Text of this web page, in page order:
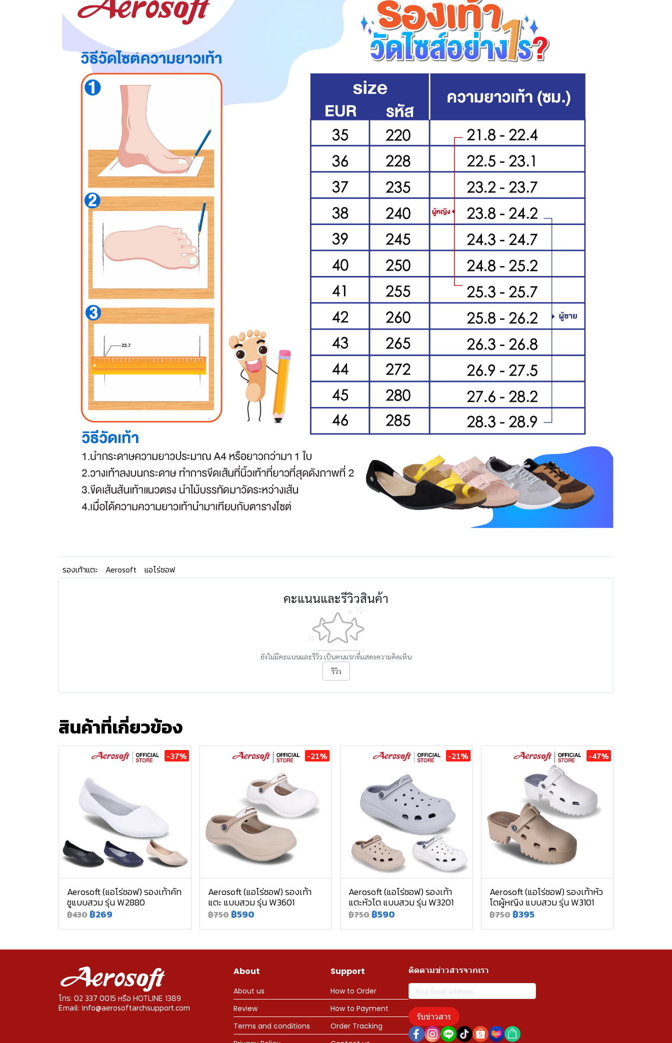
รองเท้าแตะ Aerosoft แอโร่ซอฟ
คะแนนและรีวิวสินค้า
ยังไม่มีคะแนนและรีวิว เป็นคนแรกที่แสดงความคิดเห็น
รีวิว
สินค้าที่เกี่ยวข้อง
-37%
Aerosoft (แอโร่ซอฟ) รองเท้าคัท
ชูแบบสวม รุ่น W2880
฿430 ฿269
-21%
Aerosoft (แอโร่ซอฟ) รองเท้า
แตะ แบบสวม รุ่น W3601
฿750 ฿590
-21%
Aerosoft (แอโร่ซอฟ) รองเท้า
แตะหัวโต แบบสวม รุ่น W3201
฿750 ฿590
-47%
Aerosoft (แอโร่ซอฟ) รองเท้าหัว
โตผู้หญิง แบบสวม รุ่น W3101
฿750 ฿395
โทร: 02 337 0015 หรือ HOTLINE 1389
Email: info@aerosoftarchsupport.com
About
About us
Review
Terms and conditions
Support
How to Order
How to Payment
Order Tracking
ติดตามข่าวสารจากเรา
รับข่าวสาร